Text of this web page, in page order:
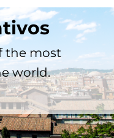
the most
world.